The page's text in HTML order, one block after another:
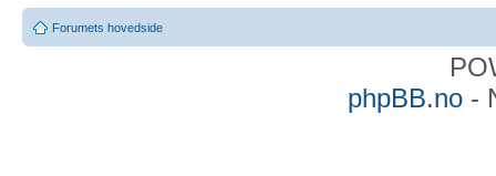
Forumets hovedside
phpBB.no-